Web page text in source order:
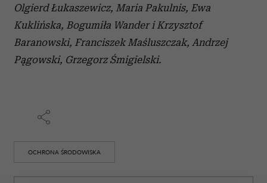
Olgierd Łukaszewicz, Maria Pakulnis, Ewa
Kuklińska, Bogumiła Wander i Krzysztof
Baranowski, Franciszek Maśluszczak, Andrzej
Pągowski, Grzegorz Śmigielski.
OCHRONA ŚRODOWISKA